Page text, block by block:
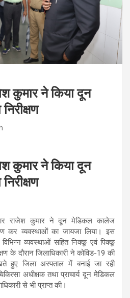
कुमार ने किया दून
कुमार ने किया दून
आर राजेश कुमार ने दून मेडिकल कालेज
कर व्यवस्थाओं का जायजा लिया। इस
विभिन्न व्यवस्थाओं सहित निक्कू एवं पिक्कू
के दौरान जिलाधिकारी ने कोविड-19 की
हुए जिला अस्पताल में बनाई जा रही
अधीक्षक तथा प्राचार्य दून मेेडिकल
से भी प्राप्त की।